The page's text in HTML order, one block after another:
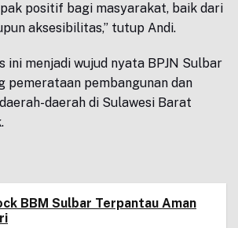
positif bagi masyarakat, baik dari
aksesibilitas,” tutup Andi.
ini menjadi wujud nyata BPJN Sulbar
pemerataan pembangunan dan
daerah di Sulawesi Barat
BBM Sulbar Terpantau Aman